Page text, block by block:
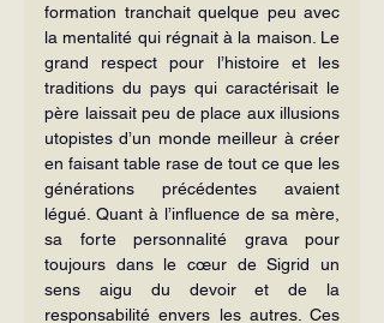
formation tranchait quelque peu avec
la mentalité qui régnait à la maison. Le
grand respect pour l’histoire et les
traditions du pays qui caractérisait le
père laissait peu de place aux illusions
utopistes d’un monde meilleur à créer
en faisant table rase de tout ce que les
générations précédentes avaient
légué. Quant à l’influence de sa mère,
sa forte personnalité grava pour
toujours dans le cœur de Sigrid un
sens aigu du devoir et de la
responsabilité envers les autres. Ces